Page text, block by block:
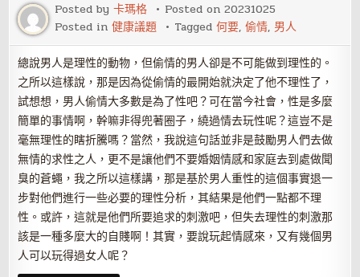
Posted by卡瑪格 Posted on20231025
Posted in健康議題 Tagged何要,偷情, 男人
總說男人是理性的動物，但偷情的男人卻是不可能做到理性的。
之所以這樣說，那是因為從偷情的最開始就決定了他不理性了，
試想想，男人偷情大多數是為了性吧？可在當今社會，性是多麼
簡單的事情啊，幹嘛非得兜著圈子，繞過情去玩性呢？這豈不是
毫無理性的瞎折騰嗎？當然，我說這句話並非是鼓勵男人們去做
無情的求性之人，更不是讓他們不要婚姻情感和家庭去到處做聞
臭的蒼蠅，我之所以這樣講，那是基於男人重性的這個事實退一
步對他們進行一些必要的理性分析，其結果是他們一點都不理
性。或許，這就是他們所要追求的刺激吧，但失去理性的刺激那
該是一種多麼大的自賤啊！其實，要說玩起情感來，又有幾個男
人可以玩得過女人呢？